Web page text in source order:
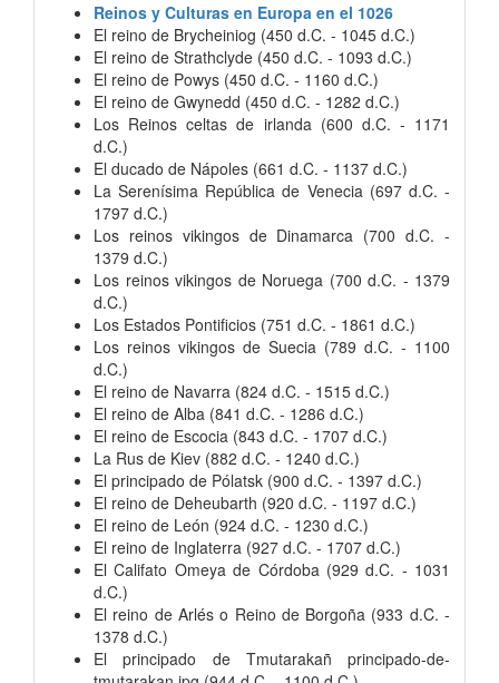
Reinos y Culturas en Europa en el 1026
El reino de Brycheiniog (450 d.C. - 1045 d.C.)
El reino de Strathclyde (450 d.C. - 1093 d.C.)
El reino de Powys (450 d.C. - 1160 d.C.)
El reino de Gwynedd (450 d.C. - 1282 d.C.)
Los Reinos celtas de irlanda (600 d.C. - 1171
d.C.)
El ducado de Nápoles (661 d.C. - 1137 d.C.)
La Serenísima República de Venecia (697 d.C. -
1797 d.C.)
Los reinos vikingos de Dinamarca (700 d.C. -
1379 d.C.)
Los reinos vikingos de Noruega (700 d.C. - 1379
d.C.)
Los Estados Pontificios (751 d.C. - 1861 d.C.)
Los reinos vikingos de Suecia (789 d.C. - 1100
d.C.)
El reino de Navarra (824 d.C. - 1515 d.C.)
El reino de Alba (841 d.C. - 1286 d.C.)
El reino de Escocia (843 d.C. - 1707 d.C.)
La Rus de Kiev (882 d.C. - 1240 d.C.)
El principado de Pólatsk (900 d.C. - 1397 d.C.)
El reino de Deheubarth (920 d.C. - 1197 d.C.)
El reino de León (924 d.C. - 1230 d.C.)
El reino de Inglaterra (927 d.C. - 1707 d.C.)
El Califato Omeya de Córdoba (929 d.C. - 1031
d.C.)
El reino de Arlés o Reino de Borgoña (933 d.C. -
1378 d.C.)
El principado de Tmutarakañ principado-de-